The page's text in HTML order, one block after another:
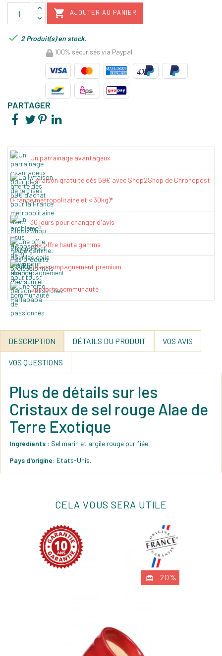
 AJOUTER AU PANIER
 2 Produit(s) en stock.
100% sécurisés via Paypal
PARTAGER
Un parrainage avantageux
Livraison gratuite dès 69€ avec Shop2Shop de Chronopost
(France métropolitaine et < 30kg)*
30 jours pour changer d'avis
Une offre haute gamme
Un accompagnement premium
Une forte communauté
DESCRIPTION DÉTAILS DU PRODUIT VOS AVIS
VOS QUESTIONS
Plus de détails sur les
Cristaux de sel rouge Alae de
Terre Exotique
Ingrédients : Sel marin et argile rouge purifiée.
Pays d'origine: Etats-Unis.
CELA VOUS SERA UTILE
-20%